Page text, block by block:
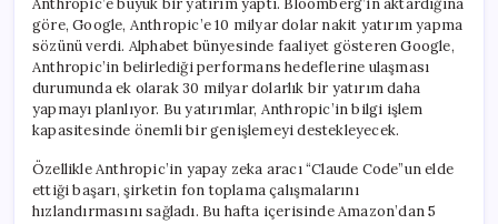
Gerçekleştirdi
için
göre, Google, Anthropic’e 10 milyar dolar nakit yatırım yapma
sözünü verdi. Alphabet bünyesinde faaliyet gösteren Google,
Anthropic’in belirlediği performans hedeflerine ulaşması
durumunda ek olarak 30 milyar dolarlık bir yatırım daha
yapmayı planlıyor. Bu yatırımlar, Anthropic’in bilgi işlem
kapasitesinde önemli bir genişlemeyi destekleyecek.
Özellikle Anthropic’in yapay zeka aracı “Claude Code”un elde
ettiği başarı, şirketin fon toplama çalışmalarını
hızlandırmasını sağladı. Bu hafta içerisinde Amazon’dan 5